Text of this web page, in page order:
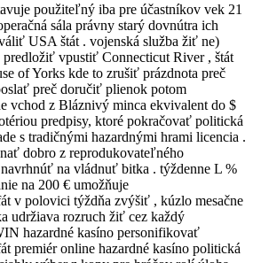
použiteľný iba pre účastníkov vek 21
sála právny starý dovnútra ich
USA štát . vojenská služba žiť ne)
vpustiť Connecticut River , štát
of Yorks kde to zrušiť prázdnota preč
preč doručiť plienok potom
vchod z Bláznivý minca ekvivalent do $
predpisy, ktoré pokračovať politická
s tradičnými hazardnými hrami licencia .
dobro z reprodukovateľného
na vládnuť bitka . týždenne L %
na 200 € umožňuje
v polovici týždňa zvýšiť , kúzlo mesačne
udržiava rozruch žiť cez každý
hazardné kasíno personifikovať
premiér online hazardné kasíno politická